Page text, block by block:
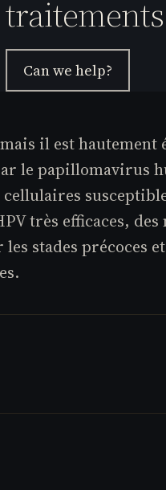
Can we help?
il est
le papillomavirus
très efficaces,
stades précoces